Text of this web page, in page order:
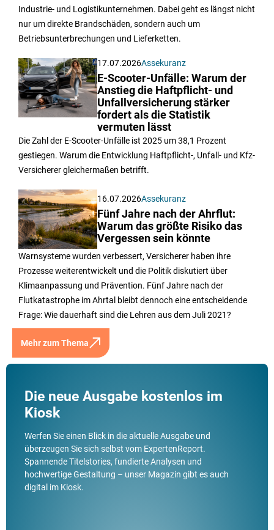
Industrie- und Logistikunternehmen. Dabei geht es längst nicht
nur um direkte Brandschäden, sondern auch um
Betriebsunterbrechungen und Lieferketten.
17.07.2026Assekuranz
E-Scooter-Unfälle: Warum der
Anstieg die Haftpflicht- und
Unfallversicherung stärker
fordert als die Statistik
vermuten lässt
Die Zahl der E-Scooter-Unfälle ist 2025 um 38,1 Prozent
gestiegen. Warum die Entwicklung Haftpflicht-, Unfall- und Kfz-
Versicherer gleichermaßen betrifft.
16.07.2026Assekuranz
Fünf Jahre nach der Ahrflut:
Warum das größte Risiko das
Vergessen sein könnte
Warnsysteme wurden verbessert, Versicherer haben ihre
Prozesse weiterentwickelt und die Politik diskutiert über
Klimaanpassung und Prävention. Fünf Jahre nach der
Flutkatastrophe im Ahrtal bleibt dennoch eine entscheidende
Frage: Wie dauerhaft sind die Lehren aus dem Juli 2021?
Mehr zum Thema
Die neue Ausgabe kostenlos im
Kiosk
Werfen Sie einen Blick in die aktuelle Ausgabe und
überzeugen Sie sich selbst vom ExpertenReport.
Spannende Titelstories, fundierte Analysen und
hochwertige Gestaltung – unser Magazin gibt es auch
digital im Kiosk.